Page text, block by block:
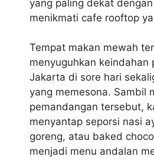
yang paling dekat
menikmati cafe rooftop
Tempat makan mewah
menyuguhkan keindahan
Jakarta di sore hari
yang memesona. Sambil
pemandangan tersebut,
menyantap seporsi nasi
goreng, atau baked
menjadi menu andalan